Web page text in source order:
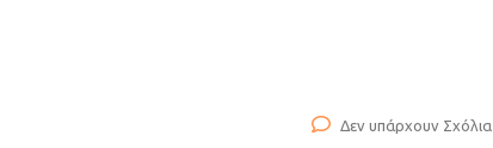
Δεν υπάρχουν Σχόλια